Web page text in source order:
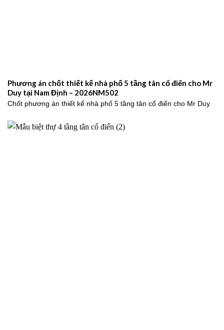
Phương án chốt thiết kế nhà phố 5 tầng tân cổ điển cho Mr
Duy tại Nam Định – 2026NM502
Chốt phương án thiết kế nhà phố 5 tầng tân cổ điển cho Mr Duy